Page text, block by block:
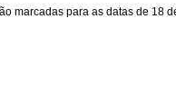
marcadas para as datas de 18